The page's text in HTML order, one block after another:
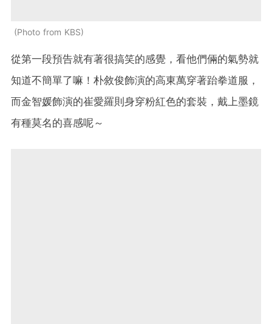
Photo from KBS
從第一段預告就有著很搞笑的感覺，看他們倆的氣勢就
知道不簡單了嘛！朴敘俊飾演的高東萬穿著跆拳道服，
而金智媛飾演的崔愛羅則身穿粉紅色的套裝，戴上墨鏡
有種莫名的喜感呢～